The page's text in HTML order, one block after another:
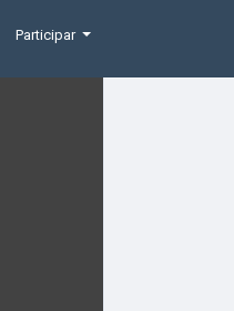
Participar